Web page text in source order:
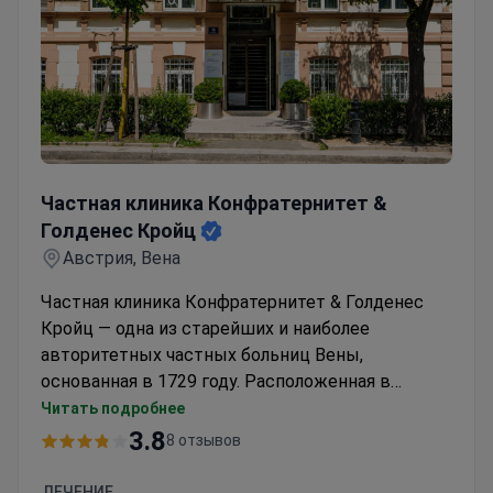
диагностическими центрами.
Частная клиника Конфратернитет &
Голденес Кройц
Австрия, Вена
Частная клиника Конфратернитет & Голденес
Кройц — одна из старейших и наиболее
авторитетных частных больниц Вены,
основанная в 1729 году. Расположенная в
центре города, клиника предлагает полный
спектр услуг: стационарное лечение, лечение в
консультации. Основные направления —
Читать подробнее
3.88 отзывов